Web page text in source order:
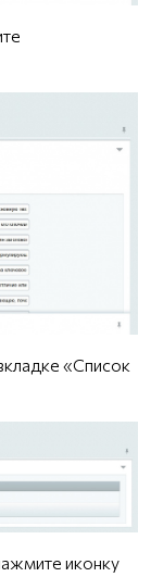
«Список
иконку